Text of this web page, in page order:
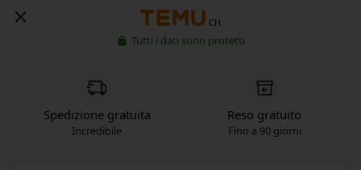
CH
Tutti i dati sono protetti
Spedizione gratuita
Incredibile
Reso gratuito
Fino a 90 giorni